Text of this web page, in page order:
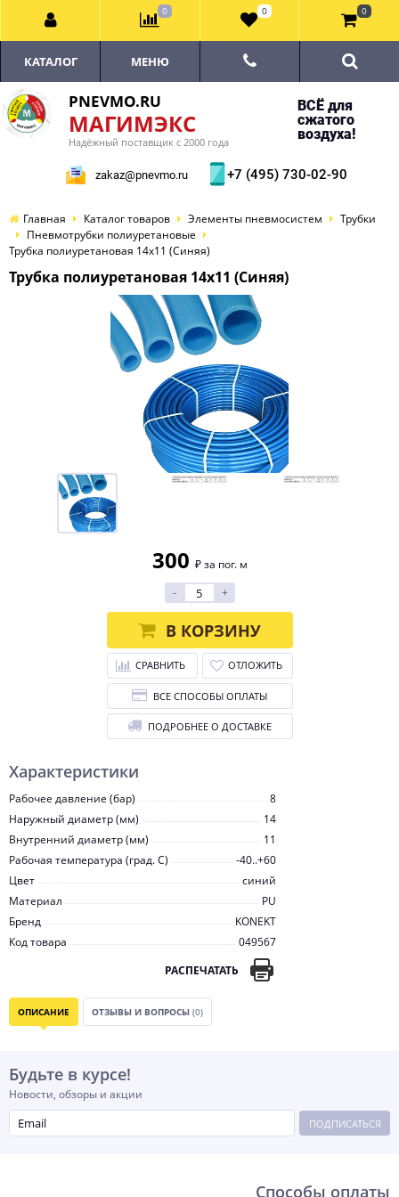
PNEVMO.RU
МАГИМЭКС
Надёжный поставщик с 2000 года
ВСЁ для
сжатого
воздуха!
zakaz@pnevmo.ru +7 (495) 730-02-90
КАТАЛОГ МЕНЮ
Главная Каталог товаров Элементы пневмосистем
Трубки
Пневмотрубки полиуретановые
Трубка полиуретановая 14х11 (Синяя)
Трубка полиуретановая 14х11 (Синяя)
Характеристики
Рабочее давление (бар)
8
Наружный диаметр (мм)
14
Внутренний диаметр (мм)
11
Рабочая температура (град. C)
-40..+60
Цвет
синий
Материал
PU
Бренд
KONEKT
Код товара
049567
РАСПЕЧАТАТЬ
300 ₽ за пог. м
-
+
В КОРЗИНУ
СРАВНИТЬ ОТЛОЖИТЬ
ВСЕ СПОСОБЫ ОПЛАТЫ
ПОДРОБНЕЕ О ДОСТАВКЕ
ОПИСАНИЕ ОТЗЫВЫ И ВОПРОСЫ (0)
Будьте в курсе!
Новости, обзоры и акции
ПОДПИСАТЬСЯ
Способы оплаты
0 0 0